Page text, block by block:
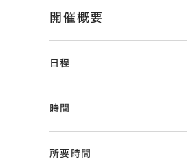
開催概要
日程
時間
所要時間